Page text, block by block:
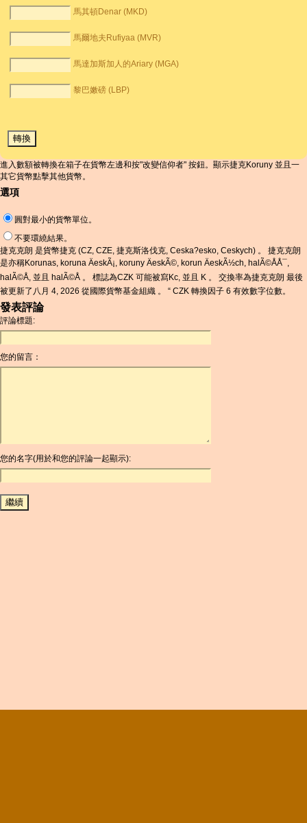
馬其頓Denar (MKD)
馬爾地夫Rufiyaa (MVR)
馬達加斯加人的Ariary (MGA)
黎巴嫩磅 (LBP)
進入數額被轉換在箱子在貨幣左邊和按"改變信仰者" 按鈕。顯示捷克Koruny 並且一
其它貨幣點擊其他貨幣。
選項
圓對最小的貨幣單位。
不要環繞結果。
捷克克朗 是貨幣捷克 (CZ, CZE, 捷克斯洛伐克, Ceska?esko, Ceskych) 。 捷克克朗
是亦稱Korunas, koruna ÄeskÃ¡, koruny ÄeskÃ©, korun ÄeskÃ½ch, halÃ©ÅÅ¯,
halÃ©Å, 並且 halÃ©Å 。 標誌為CZK 可能被寫Kc, 並且 K 。 交換率為捷克克朗 最後
被更新了八月 4, 2026 從國際貨幣基金組織 。 “ CZK 轉換因子 6 有效數字位數。
發表評論
評論標題:
您的留言：
您的名字(用於和您的評論一起顯示):